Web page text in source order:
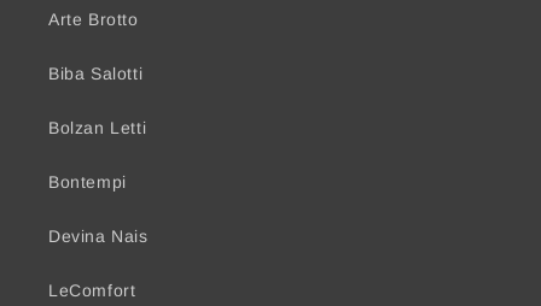
Arte Brotto
Biba Salotti
Bolzan Letti
Bontempi
Devina Nais
LeComfort